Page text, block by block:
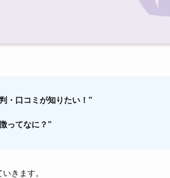
・口コミが知りたい！”
ってなに？”
きます。